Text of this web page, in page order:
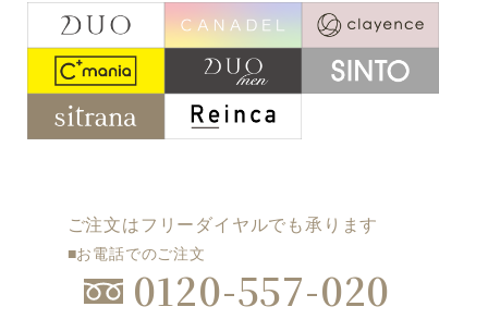
ご注文はフリーダイヤルでも承ります
■お電話でのご注文
0120-557-020